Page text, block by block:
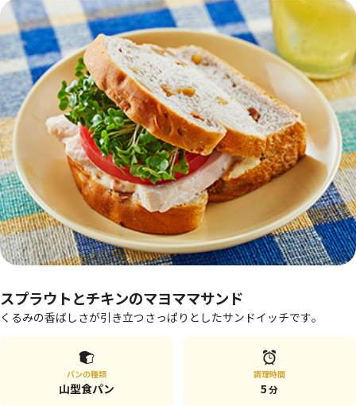
スプラウトとチキンのマヨママサンド
くるみの香ばしさが引き立つさっぱりとしたサンドイッチです。
パンの種類
山型食パン
調理時間
5 分